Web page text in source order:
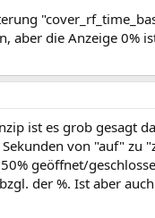
aber die Anzeige 0%
ist es grob gesagt
von "auf" zu
geöffnet/
der %. Ist aber